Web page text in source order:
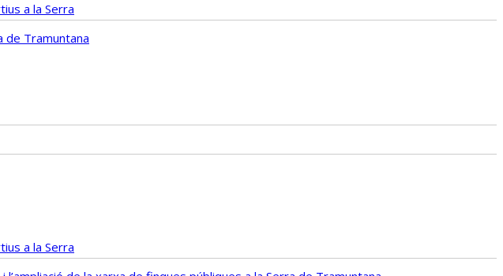
a la Serra
de Tramuntana
a la Serra